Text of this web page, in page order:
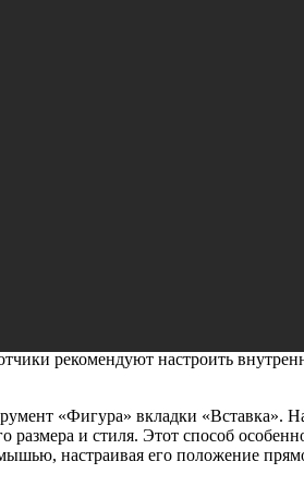
рекомендуют настроить
«Фигура» вкладки «Вставка».
размера и стиля. Этот способ
настраивая его положение